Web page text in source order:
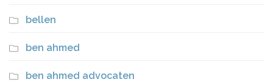
bellen
ben ahmed
ben ahmed advocaten